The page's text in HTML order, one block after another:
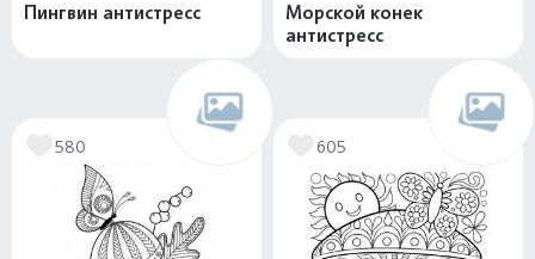
Пингвин антистресс
Морской конек
антистресс
580 605